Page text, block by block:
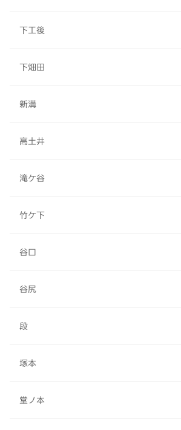
下工後
下畑田
新溝
高土井
滝ケ谷
竹ケ下
谷口
谷尻
段
塚本
堂ノ本